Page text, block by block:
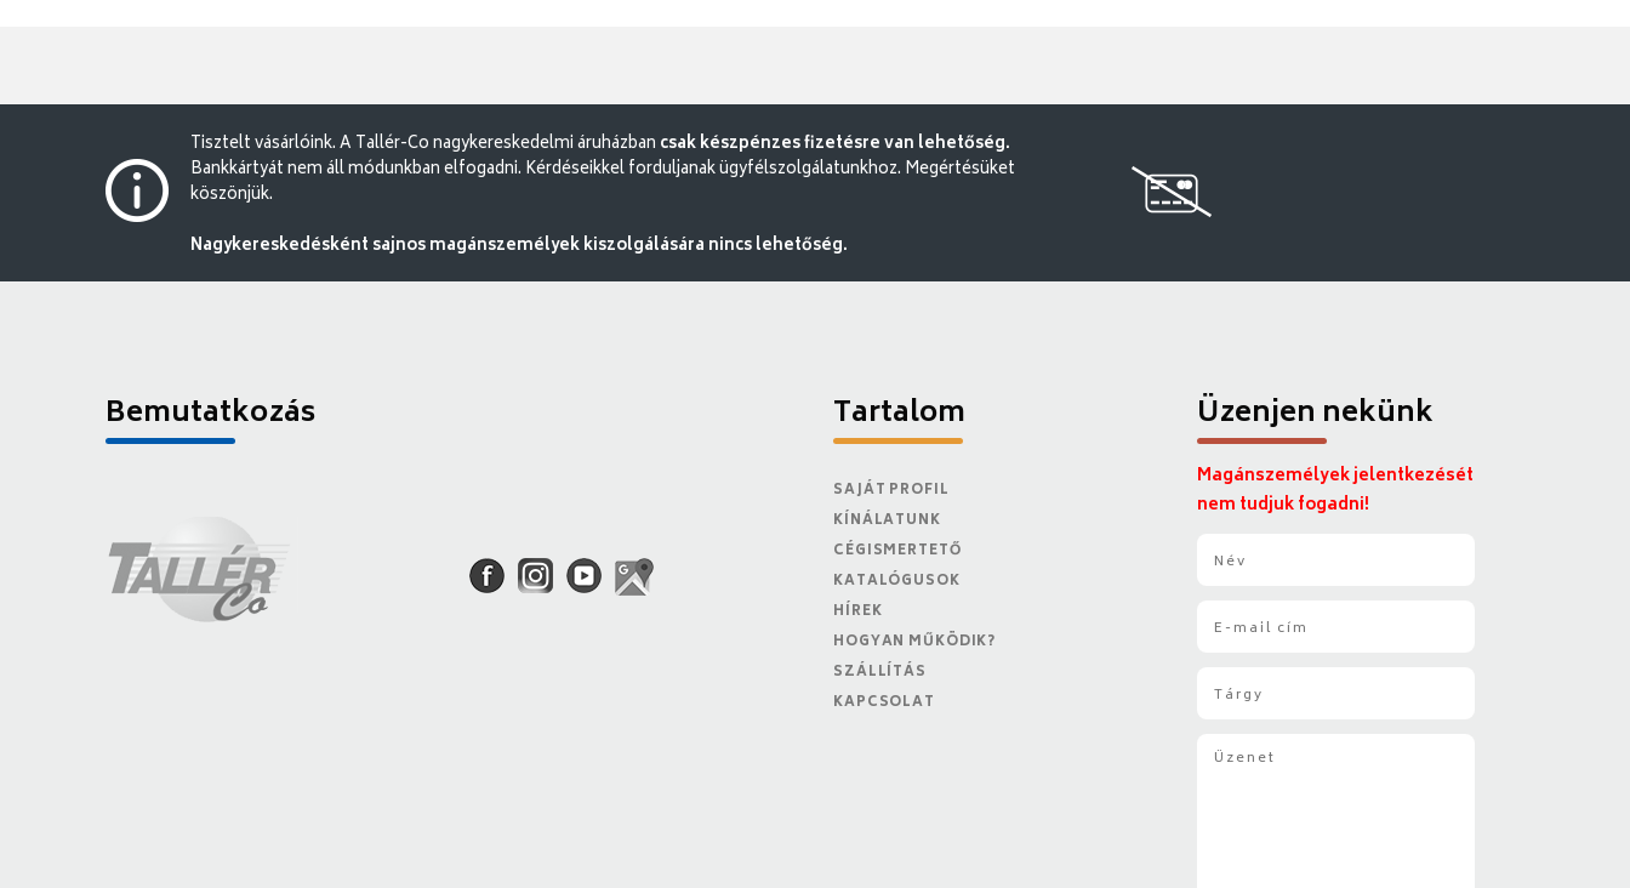
Tisztelt vásárlóink. A Tallér-Co nagykereskedelmi áruházban csak készpénzes fizetésre van lehetőség.
Bankkártyát nem áll módunkban elfogadni. Kérdéseikkel forduljanak ügyfélszolgálatunkhoz. Megértésüket
köszönjük.
Nagykereskedésként sajnos magánszemélyek kiszolgálására nincs lehetőség.
Bemutatkozás Tartalom
SAJÁT PROFIL
KÍNÁLATUNK
CÉGISMERTETŐ
KATALÓGUSOK
HÍREK
HOGYAN MŰKÖDIK?
SZÁLLÍTÁS
KAPCSOLAT
Üzenjen nekünk
Magánszemélyek jelentkezését
nem tudjuk fogadni!